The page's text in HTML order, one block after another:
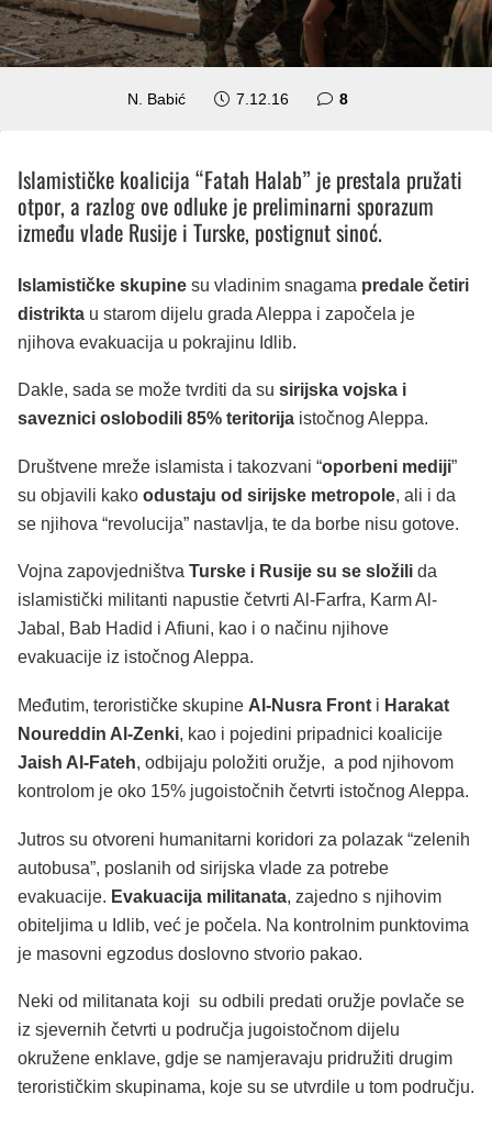
N. Babić 7.12.16 8komentara
Islamističke koalicija “Fatah Halab” je prestala pružati
otpor, a razlog ove odluke je preliminarni sporazum
između vlade Rusije i Turske, postignut sinoć.
Islamističke skupine su vladinim snagama predale četiri
distrikta u starom dijelu grada Aleppa i započela je
njihova evakuacija u pokrajinu Idlib.
Dakle, sada se može tvrditi da su sirijska vojska i
saveznici oslobodili 85% teritorija istočnog Aleppa.
Društvene mreže islamista i takozvani “oporbeni mediji”
su objavili kako odustaju od sirijske metropole, ali i da
se njihova “revolucija” nastavlja, te da borbe nisu gotove.
Vojna zapovjedništva Turske i Rusije su se složili da
islamistički militanti napustie četvrti Al-Farfra, Karm Al-
Jabal, Bab Hadid i Afiuni, kao i o načinu njihove
evakuacije iz istočnog Aleppa.
Međutim, terorističke skupine Al-Nusra Front i Harakat
Noureddin Al-Zenki, kao i pojedini pripadnici koalicije
Jaish Al-Fateh, odbijaju položiti oružje, a pod njihovom
kontrolom je oko 15% jugoistočnih četvrti istočnog Aleppa.
Jutros su otvoreni humanitarni koridori za polazak “zelenih
autobusa”, poslanih od sirijska vlade za potrebe
evakuacije. Evakuacija militanata, zajedno s njihovim
obiteljima u Idlib, već je počela. Na kontrolnim punktovima
je masovni egzodus doslovno stvorio pakao.
Neki od militanata koji su odbili predati oružje povlače se
iz sjevernih četvrti u područja jugoistočnom dijelu
okružene enklave, gdje se namjeravaju pridružiti drugim
terorističkim skupinama, koje su se utvrdile u tom području.